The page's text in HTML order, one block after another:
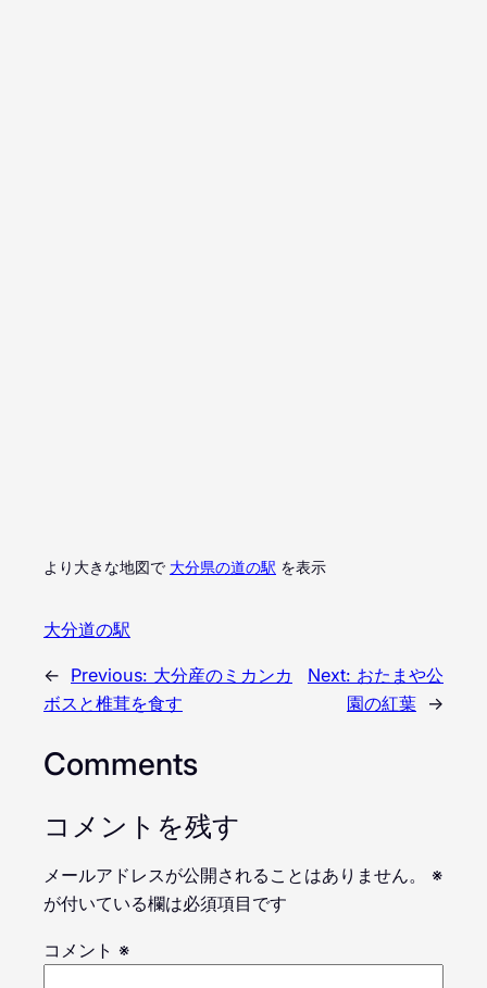
より大きな地図で 大分県の道の駅 を表示
大分道の駅
← Previous: 大分産のミカンカ
ボスと椎茸を食す
Next: おたまや公
園の紅葉 →
Comments
コメントを残す
メールアドレスが公開されることはありません。
※
が付いている欄は必須項目です
コメント ※